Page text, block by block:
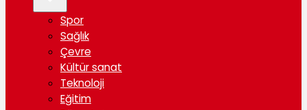
Spor
Sağlık
Çevre
Kültür sanat
Teknoloji
Eğitim